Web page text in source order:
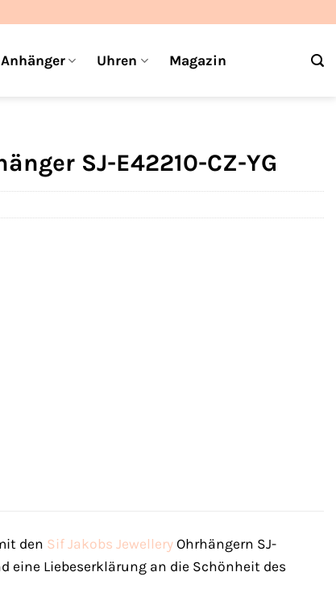
Anhänger Uhren Magazin
SJ-E42210-CZ-YG
den Sif Jakobs Jewellery Ohrhängern SJ-
eine Liebeserklärung an die Schönheit des